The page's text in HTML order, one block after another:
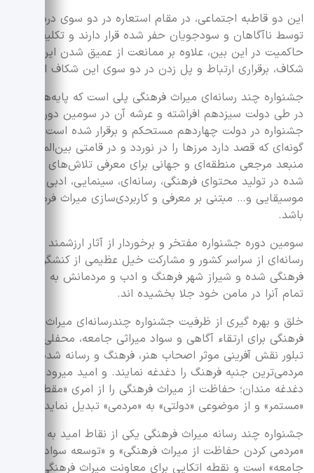
این دو قاطبه اجتماعی، در مقام استعاره در دو سوی دره‌ای که
توسط ناآگاهان و سودجویان حفر شده قرار دارند و تکلیف
حاکمیت در این بین، علاوه بر ممانعت از عمیق شدن این
شکاف، برقراری ارتباط و پل زدن در دو سوی این شکاف است.
جشنواره چند رسانه‌ای میراث فرهنگی پلی است که پایه‌های آن
در طی دولت سیزدهم افراشته و عرشه آن در سومین دوره
جشنواره در دولت چهاردهم مستحکم و برقرار شده است به
گونه‌ای که قصد دارد مرزها را در نوردد و در قامتی بین‌المللی،
منبعد مرجعی منطقه‌ای و جهانی برای معرفی تلاش‌های انجام
شده در تولید محتوای فرهنگی، رسانه‌ای، سینمایی، ادبی و
موسیقایی و… مبتنی بر معرفی و کاربردی‌سازی میراث فرهنگی
باشد.
سومین دوره جشنواره مفتخر و برخوردار از آثار ارزشمند چند
رسانه‌ای از سراسر کشور و مشارکت خیل عظیمی از کنشگران
فرهنگی شده و شیراز شهر فرهنگ و ادب و مردمانش به بالندگی
تمام آنرا در مامن خود جلا بخشیده اند.
خلق و بهره گیری از ظرفیت جشنواره چندرسانه‌ای میراث
فرهنگی برای ارتقاء آگاهی و سواد میراثی جامعه، محفلی برای
تبلور نقش آفرینی موثر اصحاب هنر، فرهنگ و رسانه شده تا
مردمی‌ترین جنبه فرهنگ را دغدغه نمایند. و امید میرود توسعه
دغدغه مندان؛ حفاظت از میراث فرهنگی را از امری «مقطعی» به
«مستمر» و از موضوعی «دولتی» به «مردمی» تبدیل نماید.
جشنواره چند رسانه میراث فرهنگی یکی از نقاط امید به
«مردمی کردن حفاظت از میراث فرهنگی» و «توسعه سواد میراثی
جامعه» است و نقطه اتکایی برای معاونت میراث فرهنگی است